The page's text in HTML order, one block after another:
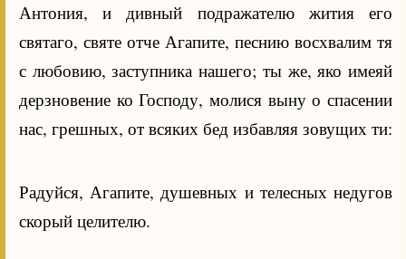
Антония, и дивный подражателю жития его
святаго, святе отче Агапите, песнию восхвалим тя
с любовию, заступника нашего; ты же, яко имеяй
дерзновение ко Господу, молися выну о спасении
нас, грешных, от всяких бед избавляя зовущих ти:
Радуйся, Агапите, душевных и телесных недугов
скорый целителю.